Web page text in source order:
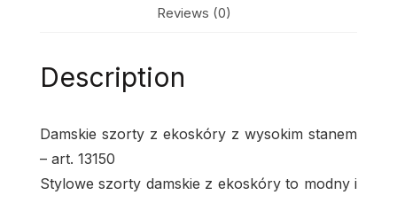
Reviews (0)
Description
Damskie szorty z ekoskóry z wysokim stanem
– art. 13150
Stylowe szorty damskie z ekoskóry to modny i